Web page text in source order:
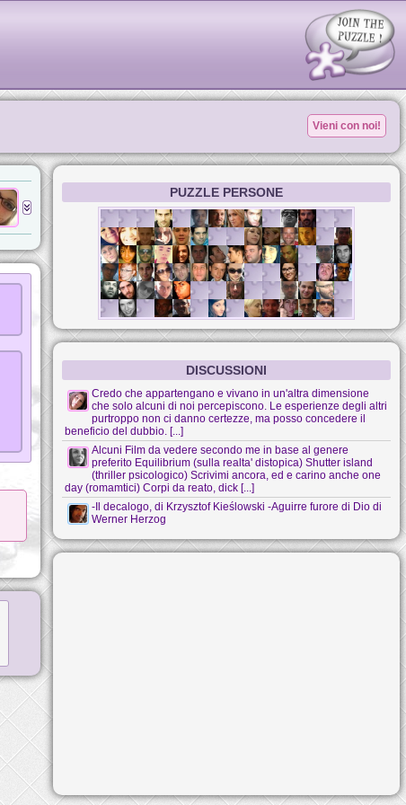
Vieni con noi!
PUZZLE PERSONE
DISCUSSIONI
Credo che appartengano e vivano in un'altra dimensione
che solo alcuni di noi percepiscono. Le esperienze degli altri
purtroppo non ci danno certezze, ma posso concedere il
beneficio del dubbio. [...]
Alcuni Film da vedere secondo me in base al genere
preferito Equilibrium (sulla realta' distopica) Shutter island
(thriller psicologico) Scrivimi ancora, ed e carino anche one
day (romamtici) Corpi da reato, dick [...]
-Il decalogo, di Krzysztof Kieślowski -Aguirre furore di Dio di
Werner Herzog